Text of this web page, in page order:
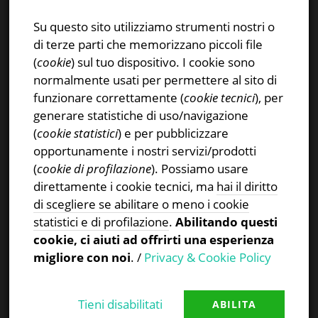
Instagram
Privacy & Cookies Policy
CERCA NEL SITO
Ricerca
Proudly powered by WordPress
Su questo sito utilizziamo strumenti nostri o
di terze parti che memorizzano piccoli file
(cookie) sul tuo dispositivo. I cookie sono
normalmente usati per permettere al sito di
funzionare correttamente (cookie tecnici), per
generare statistiche di uso/navigazione
(cookie statistici) e per pubblicizzare
opportunamente i nostri servizi/prodotti
(cookie di profilazione). Possiamo usare
direttamente i cookie tecnici, ma hai il diritto
di scegliere se abilitare o meno i cookie
statistici e di profilazione.Abilitando questi
cookie, ci aiuti ad offrirti una esperienza
migliore con noi. / Privacy & Cookie Policy
ABILITA
Tieni disabilitati